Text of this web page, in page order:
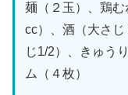
麺（２玉）、鶏
cc）、酒（大さ
じ1/2）、きゅう
ム（４枚）